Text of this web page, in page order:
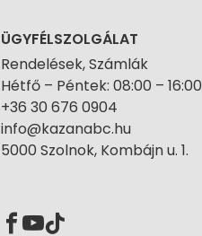
ÜGYFÉLSZOLGÁLAT
Rendelések, Számlák
Hétfő – Péntek: 08:00 – 16:00
+36 30 676 0904
info@kazanabc.hu
5000 Szolnok, Kombájn u. 1.